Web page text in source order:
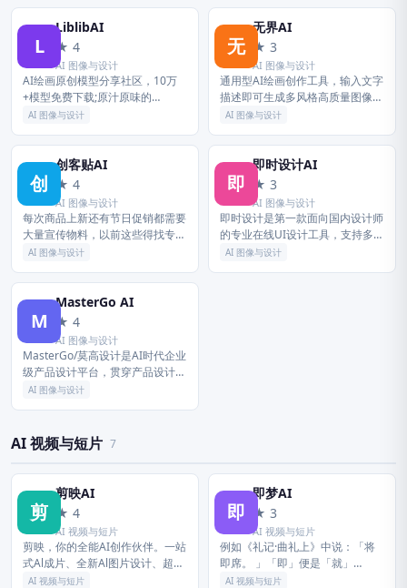
交流，交流就是把信息由一方传给
另一方，...
将进一步优化网页端服务入口与使
用体...
L
LiblibAI
★ 4
AI 图像与设计
AI绘画原创模型分享社区，10万
+模型免费下载;原汁原味的
webUI、comfyUI，在线AI绘图工
练。欢迎每一位创作者加入...
AI 图像与设计
无
无界AI
★ 3
AI 图像与设计
通用型AI绘画创作工具，输入文字
描述即可生成多风格高质量图像，
支持风格调整、局部修改、海报设
槛。
AI 图像与设计
创
创客贴AI
★ 4
AI 图像与设计
每次商品上新还有节日促销都需要
大量宣传物料，以前这些得找专门
的人来做，时间和金钱成本都比较
自己做海报，做完的图一方面可以
发朋...
AI 图像与设计
即
即时设计AI
★ 3
AI 图像与设计
即时设计是第一款面向国内设计师
的专业在线UI设计工具，支持多人
实时协作、原型交互、资源管理与
AI 图像与设计
M
MasterGo AI
★ 4
AI 图像与设计
MasterGo/莫高设计是AI时代企业
级产品设计平台，贯穿产品设计研
发的全链条在线协作工具,是可协
AI 图像与设计
AI 视频与短片 7
剪
剪映AI
★ 4
AI 视频与短片
剪映，你的全能AI创作伙伴。一站
式Al成片、全新Al图片设计、超智
能Al配音、多轨道编辑AI功能等，
AI 视频与短片
即
即梦AI
★ 3
AI 视频与短片
例如《礼记·曲礼上》中说：「将
即席。 」「即」便是「就」
「到」的意思，这个意义也是
AI 视频与短片